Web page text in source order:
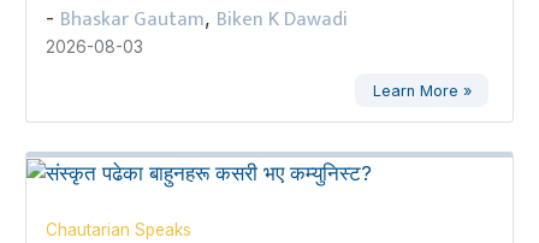
- Bhaskar Gautam, Biken K Dawadi
2026-08-03
Learn More »
Chautarian Speaks